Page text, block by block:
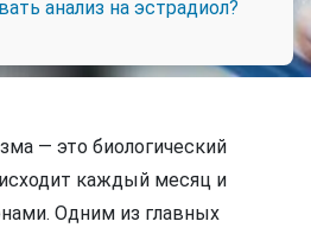
анализ на эстрадиол?
— это биологический
каждый месяц и
Одним из главных